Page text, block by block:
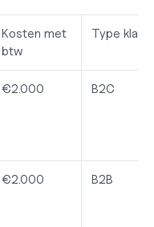
Kosten met
btw
Type klant
€2.000 B2C
€2.000 B2B